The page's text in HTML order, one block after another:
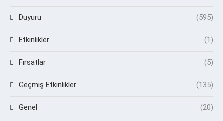
Duyuru (595)
Etkinlikler (1)
Fırsatlar (5)
Geçmiş Etkinlikler (135)
Genel (20)